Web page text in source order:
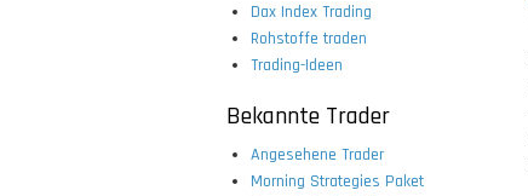
Dax Index Trading
Rohstoffe traden
Trading-Ideen
Bekannte Trader
Angesehene Trader
Morning Strategies Paket